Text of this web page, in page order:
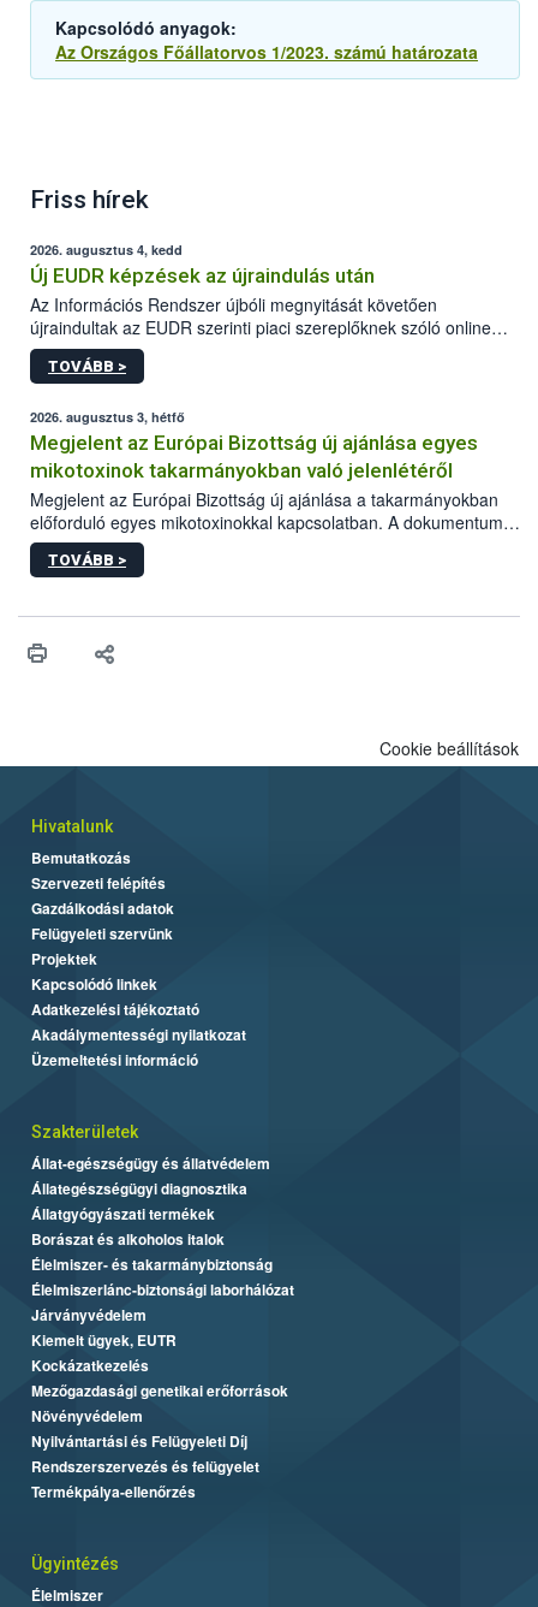
Kapcsolódó anyagok:
Az Országos Főállatorvos 1/2023. számú határozata
Friss hírek
2026. augusztus 4, kedd
Új EUDR képzések az újraindulás után
Az Információs Rendszer újbóli megnyitását követően
újraindultak az EUDR szerinti piaci szereplőknek szóló online
képzések.
TOVÁBB >
2026. augusztus 3, hétfő
Megjelent az Európai Bizottság új ajánlása egyes
mikotoxinok takarmányokban való jelenlétéről
Megjelent az Európai Bizottság új ajánlása a takarmányokban
előforduló egyes mikotoxinokkal kapcsolatban. A dokumentum
2027-től új irányértékek alkalmazását írja elő, és a jelenleg
hatályos uniós ajánlások helyébe lép.
TOVÁBB >
Cookie beállítások
Hivatalunk
Bemutatkozás
Szervezeti felépítés
Gazdálkodási adatok
Felügyeleti szervünk
Projektek
Kapcsolódó linkek
Adatkezelési tájékoztató
Akadálymentességi nyilatkozat
Üzemeltetési információ
Szakterületek
Állat-egészségügy és állatvédelem
Állategészségügyi diagnosztika
Állatgyógyászati termékek
Borászat és alkoholos italok
Élelmiszer- és takarmánybiztonság
Élelmiszerlánc-biztonsági laborhálózat
Járványvédelem
Kiemelt ügyek, EUTR
Kockázatkezelés
Mezőgazdasági genetikai erőforrások
Növényvédelem
Nyilvántartási és Felügyeleti Díj
Rendszerszervezés és felügyelet
Termékpálya-ellenőrzés
Ügyintézés
Élelmiszer